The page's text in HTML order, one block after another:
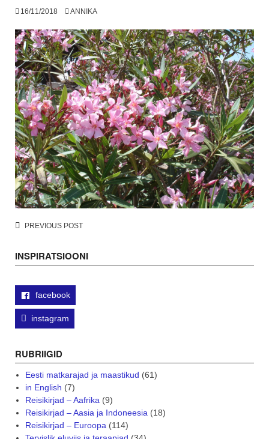
16/11/2018 ANNIKA
PostPREVIOUS POST
INSPIRATSIOONI
facebook
instagram
RUBRIIGID
Eesti matkarajad ja maastikud (61)
in English (7)
Reisikirjad – Aafrika(9)
Reisikirjad – Aasia ja Indoneesia(18)
Reisikirjad – Euroopa(114)